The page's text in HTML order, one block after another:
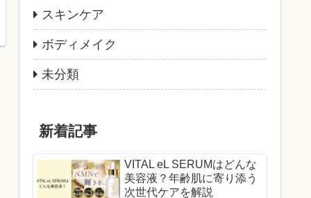
スキンケア
ボディメイク
未分類
新着記事
VITAL eL SERUMはどんな
美容液？年齢肌に寄り添う
次世代ケアを解説